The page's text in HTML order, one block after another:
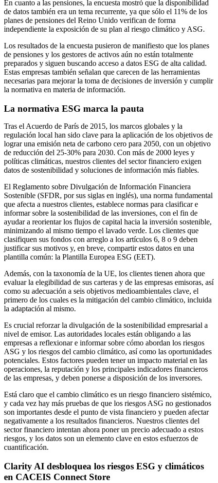
En cuanto a las pensiones, la encuesta mostró que la disponibilidad
de datos también era un tema recurrente, ya que sólo el 11% de los
planes de pensiones del Reino Unido verifican de forma
independiente la exposición de su plan al riesgo climático y ASG.
Los resultados de la encuesta pusieron de manifiesto que los planes
de pensiones y los gestores de activos aún no están totalmente
preparados y siguen buscando acceso a datos ESG de alta calidad.
Estas empresas también señalan que carecen de las herramientas
necesarias para mejorar la toma de decisiones de inversión y cumplir
la normativa en materia de información.
La normativa ESG marca la pauta
Tras el Acuerdo de París de 2015, los marcos globales y la
regulación local han sido clave para la aplicación de los objetivos de
lograr una emisión neta de carbono cero para 2050, con un objetivo
de reducción del 25-30% para 2030. Con más de 2000 leyes y
políticas climáticas, nuestros clientes del sector financiero exigen
datos de sostenibilidad y soluciones de información más fiables.
El Reglamento sobre Divulgación de Información Financiera
Sostenible (SFDR, por sus siglas en inglés), una norma fundamental
que afecta a nuestros clientes, establece normas para clasificar e
informar sobre la sostenibilidad de las inversiones, con el fin de
ayudar a reorientar los flujos de capital hacia la inversión sostenible,
minimizando al mismo tiempo el lavado verde. Los clientes que
clasifiquen sus fondos con arreglo a los artículos 6, 8 o 9 deben
justificar sus motivos y, en breve, compartir estos datos en una
plantilla común: la Plantilla Europea ESG (EET).
Además, con la taxonomía de la UE, los clientes tienen ahora que
evaluar la elegibilidad de sus carteras y de las empresas emisoras, así
como su adecuación a seis objetivos medioambientales clave, el
primero de los cuales es la mitigación del cambio climático, incluida
la adaptación al mismo.
Es crucial reforzar la divulgación de la sostenibilidad empresarial a
nivel de emisor. Las autoridades locales están obligando a las
empresas a reflexionar e informar sobre cómo abordan los riesgos
ASG y los riesgos del cambio climático, así como las oportunidades
potenciales. Estos factores pueden tener un impacto material en las
operaciones, la reputación y los principales indicadores financieros
de las empresas, y deben ponerse a disposición de los inversores.
Está claro que el cambio climático es un riesgo financiero sistémico,
y cada vez hay más pruebas de que los riesgos ASG no gestionados
son importantes desde el punto de vista financiero y pueden afectar
negativamente a los resultados financieros. Nuestros clientes del
sector financiero intentan ahora poner un precio adecuado a estos
riesgos, y los datos son un elemento clave en estos esfuerzos de
cuantificación.
Clarity AI desbloquea los riesgos ESG y climáticos
en CACEIS Connect Store